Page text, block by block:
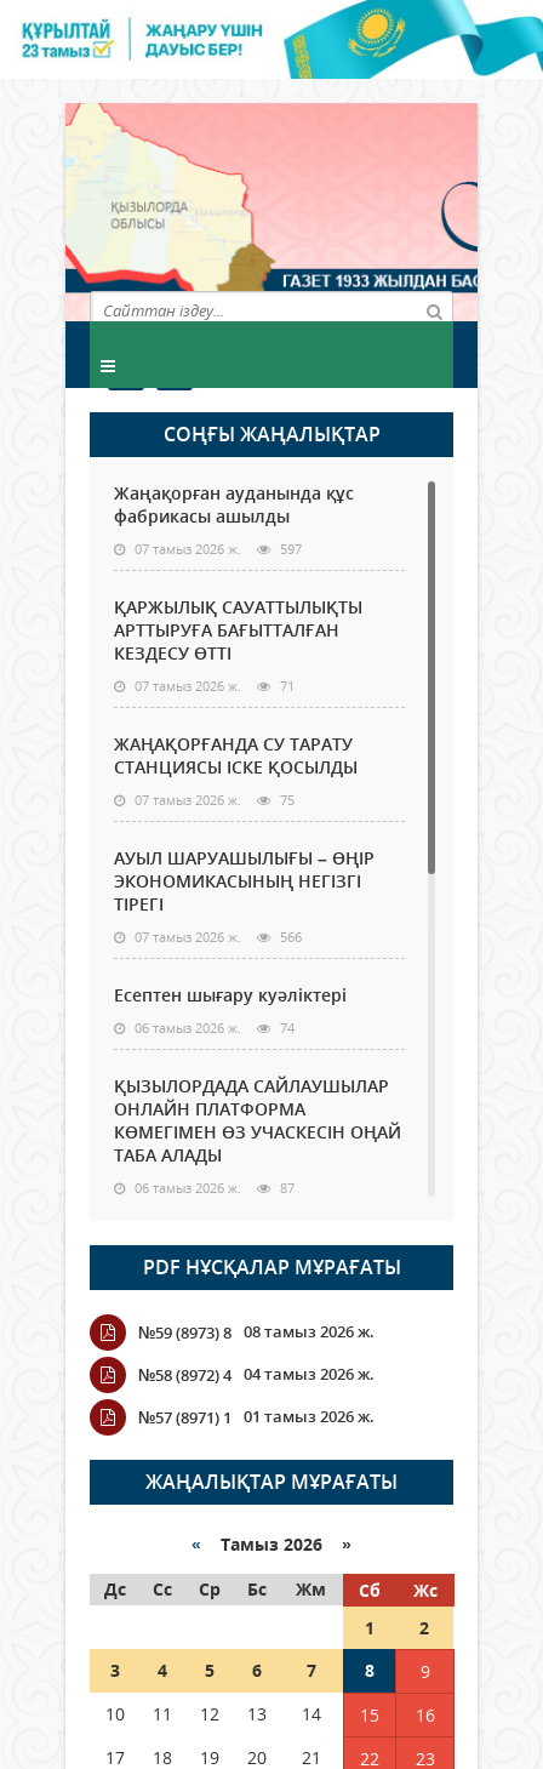
СОҢҒЫ ЖАҢАЛЫҚТАР
Жаңақорған ауданында құс
фабрикасы ашылды
07 тамыз 2026 ж. 597
ҚАРЖЫЛЫҚ САУАТТЫЛЫҚТЫ
АРТТЫРУҒА БАҒЫТТАЛҒАН
КЕЗДЕСУ ӨТТІ
07 тамыз 2026 ж. 71
ЖАҢАҚОРҒАНДА СУ ТАРАТУ
СТАНЦИЯСЫ ІСКЕ ҚОСЫЛДЫ
07 тамыз 2026 ж. 75
АУЫЛ ШАРУАШЫЛЫҒЫ – ӨҢІР
ЭКОНОМИКАСЫНЫҢ НЕГІЗГІ
ТІРЕГІ
07 тамыз 2026 ж. 566
Есептен шығару куәліктері
06 тамыз 2026 ж. 74
ҚЫЗЫЛОРДАДА САЙЛАУШЫЛАР
ОНЛАЙН ПЛАТФОРМА
КӨМЕГІМЕН ӨЗ УЧАСКЕСІН ОҢАЙ
ТАБА АЛАДЫ
06 тамыз 2026 ж. 87
Open Air: Қызылорда облысы
полиция департаменті 20
мыңнан астам көрерменнің
қауіпсіздігін қамтамасыз етті
06 тамыз 2026 ж.
Wi-Fi ҚАБЫРҒА АРҚЫЛЫ ҚАЛАЙ
ӨТЕДІ?
06 тамыз 2026 ж. 265
граждане Казахстана,
05 тамыз 2026 ж. 146
Шетелде жүрген Қазақстан
азаматтары қалай дауыс бере
PDF НҰСҚАЛАР МҰРАҒАТЫ
№59 (8973) 8 08 тамыз 2026 ж.
№58 (8972) 4 04 тамыз 2026 ж.
№57 (8971) 1
01 тамыз 2026 ж.
ЖАҢАЛЫҚТАР МҰРАҒАТЫ
« Тамыз 2026 »
Дс
Сс Ср Бс Жм Сб
Жс
1
2
3
4 5 6 7 8
9
10
11 12 13 14 15
16
17
18 19 20 21 22
23